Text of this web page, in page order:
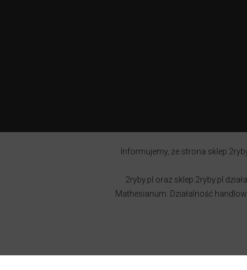
Informujemy, że strona
2ryby.pl oraz sklep.2ryby.pl
Mathesianum. Działalność